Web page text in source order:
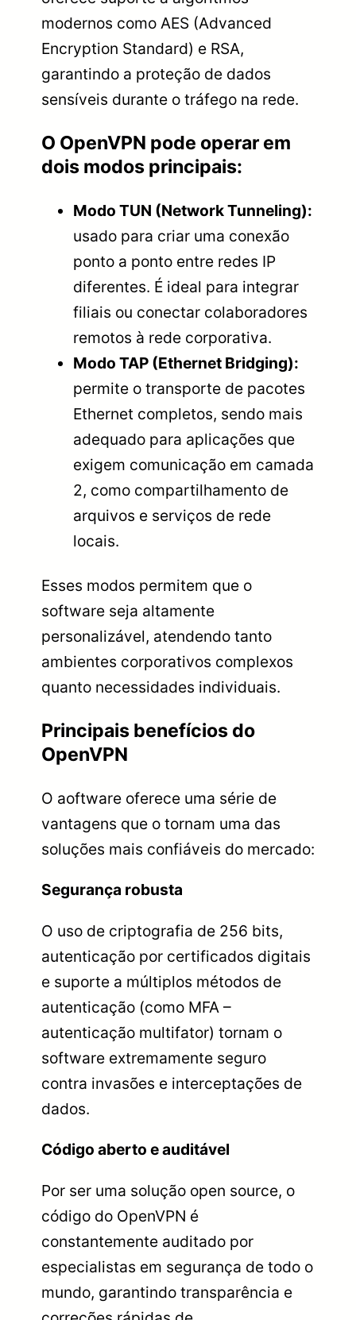
modernos como AES (Advanced
Encryption Standard) e RSA,
garantindo a proteção de dados
sensíveis durante o tráfego na rede.
O OpenVPN pode operar em
dois modos principais:
Modo TUN (Network Tunneling):
usado para criar uma conexão
ponto a ponto entre redes IP
diferentes. É ideal para integrar
filiais ou conectar colaboradores
remotos à rede corporativa.
Modo TAP (Ethernet Bridging):
permite o transporte de pacotes
Ethernet completos, sendo mais
adequado para aplicações que
exigem comunicação em camada
2, como compartilhamento de
arquivos e serviços de rede
locais.
Esses modos permitem que o
software seja altamente
personalizável, atendendo tanto
ambientes corporativos complexos
quanto necessidades individuais.
Principais benefícios do
OpenVPN
O aoftware oferece uma série de
vantagens que o tornam uma das
soluções mais confiáveis do mercado:
Segurança robusta
O uso de criptografia de 256 bits,
autenticação por certificados digitais
e suporte a múltiplos métodos de
autenticação (como MFA –
autenticação multifator) tornam o
software extremamente seguro
contra invasões e interceptações de
dados.
Código aberto e auditável
Por ser uma solução open source, o
código do OpenVPN é
constantemente auditado por
especialistas em segurança de todo o
mundo, garantindo transparência e